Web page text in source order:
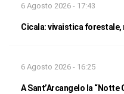
6 Agosto 2026 - 17:43
Cicala: vivaistica forestale,
6 Agosto 2026 - 16:25
A Sant’Arcangelo la “Notte